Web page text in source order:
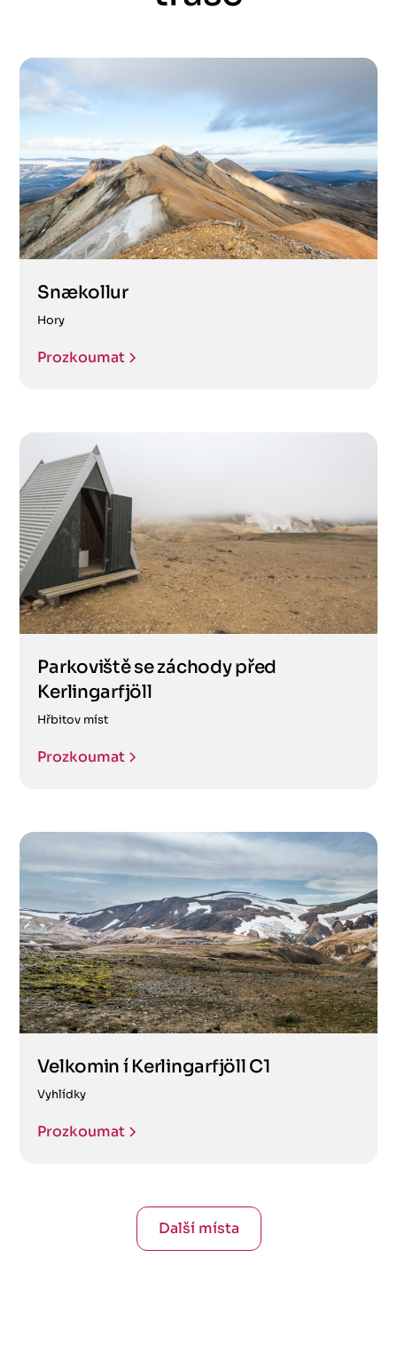
Snækollur
Hory
Prozkoumat
Parkoviště se záchody před
Kerlingarfjöll
Hřbitov míst
Prozkoumat
Velkomin í Kerlingarfjöll C1
Vyhlídky
Prozkoumat
Další místa